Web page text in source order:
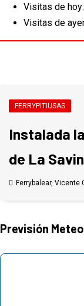
Visitas de hoy:
Visitas de
FERRYPITIUSAS
Instalada
de La
Ferrybalear, Vicente
Previsión